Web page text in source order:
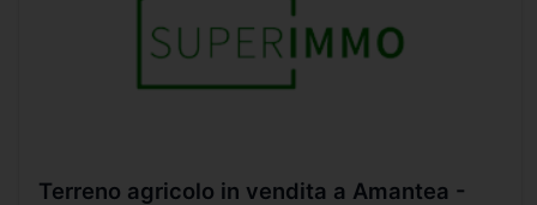
Terreno agricolo in vendita a Amantea -